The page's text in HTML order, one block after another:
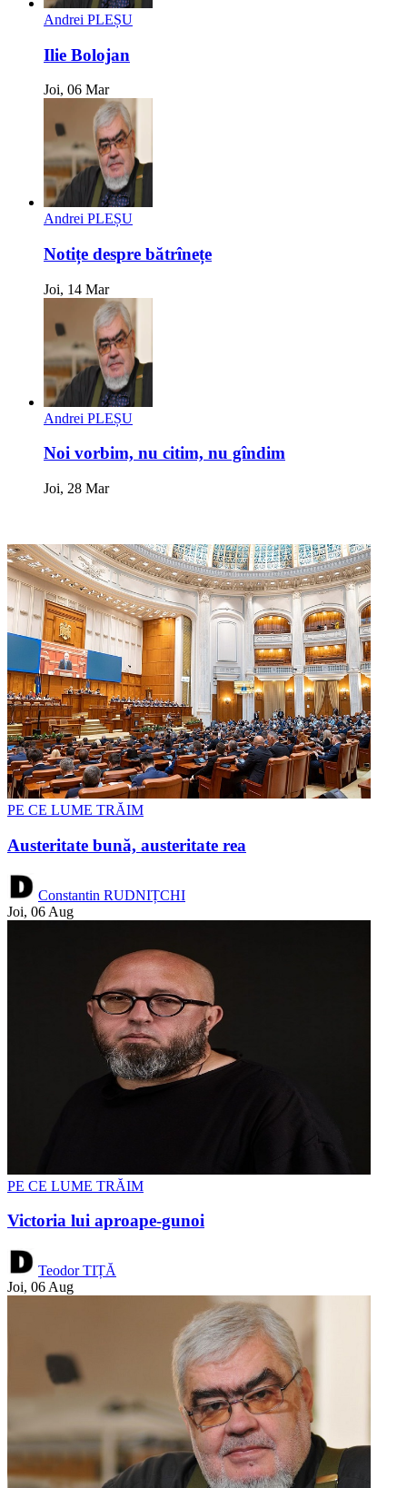
Andrei PLEȘU
Ilie Bolojan
Joi, 06 Mar
Andrei PLEȘU
Notițe despre bătrînețe
Joi, 14 Mar
Andrei PLEȘU
Noi vorbim, nu citim, nu gîndim
Joi, 28 Mar
PE CE LUME TRĂIM
Austeritate bună, austeritate rea
Constantin RUDNIȚCHI
Joi, 06 Aug
PE CE LUME TRĂIM
Victoria lui aproape-gunoi
Teodor TIȚĂ
Joi, 06 Aug